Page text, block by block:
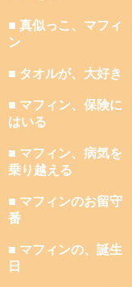
■ 真似っこ、マフィ
ン
■ タオルが、大好き
■ マフィン、保険に
はいる
■ マフィン、病気を
乗り越える
■ マフィンのお留守
番
■ マフィンの、誕生
日